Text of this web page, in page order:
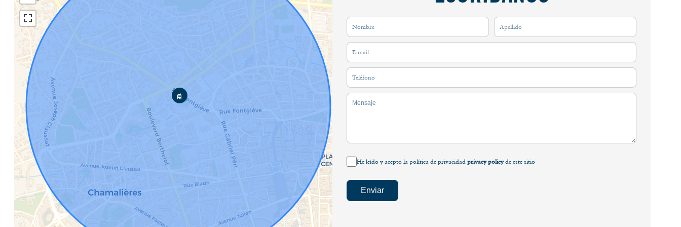
He leído y acepto la política de privacidad privacy policyde este sitio
Enviar